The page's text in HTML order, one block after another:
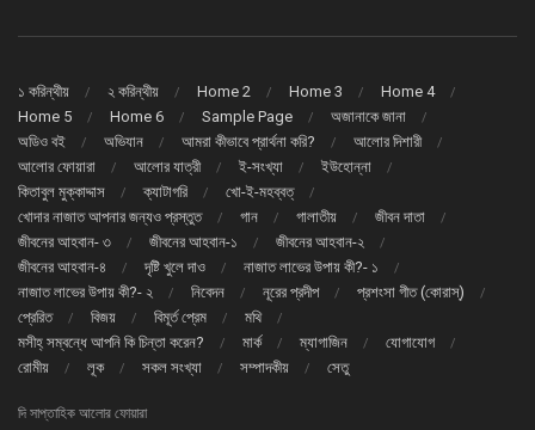
১ করিন্থীয় ২ করিন্থীয় Home 2 Home 3
Home 4
Home 5
Home 6 Sample Page
অজানাকে জানা
অডিও বই
অভিযান আমরা কীভাবে প্রার্থনা করি?
আলোর দিশারী
আলোর ফোয়ারা
আলোর যাত্রী ই-সংখ্যা
ইউহোন্না
কিতাবুল মুক্কাদ্দাস
ক্যাটাগরি
খো-ই-মহব্বত্
খোদার নাজাত আপনার জন্যও প্রস্তুত
গান গালাতীয়
জীবন দাতা
জীবনের আহবান- ৩
জীবনের আহবান-১
জীবনের আহবান-২
জীবনের আহবান-৪
দৃষ্টি খুলে দাও
নাজাত লাভের উপায় কী?- ১
নাজাত লাভের উপায় কী?- ২
নিবেদন নূরের প্রদীপ
প্রশংসা গীত (কোরাস্)
প্রেরিত
বিজয় বিমূর্ত প্রেম
মথি
মসীহ্ সম্বন্ধে আপনি কি চিন্তা করেন?
মার্ক ম্যাগাজিন
যোগাযোগ
রোমীয়
লূক সকল সংখ্যা সম্পাদকীয় সেতু
দি সাপ্তাহিক আলোর ফোয়ারা